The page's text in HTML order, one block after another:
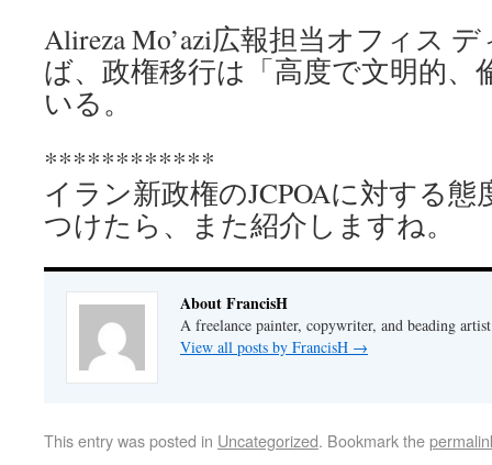
Alireza Mo’azi広報担当オフィス
ば、政権移行は「高度で文明的、
いる。
************
イラン新政権のJCPOAに対する
つけたら、また紹介しますね。
About FrancisH
A freelance painter, copywriter, and beading artist
View all posts by FrancisH →
This entry was posted in Uncategorized. Bookmark the